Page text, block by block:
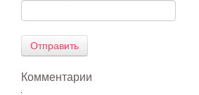
Отправить
Комментарии